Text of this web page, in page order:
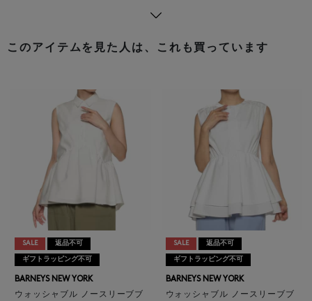
このアイテムを見た人は、これも買っています
SALE 返品不可
ギフトラッピング不可
BARNEYS NEW YORK
ウォッシャブル ノースリーブブ
SALE 返品不可
ギフトラッピング不可
BARNEYS NEW YORK
ウォッシャブル ノースリーブブ